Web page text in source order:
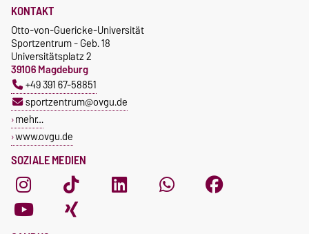
SOZIALE MEDIEN
KONTAKT
Otto-von-Guericke-Universität
Sportzentrum - Geb. 18
Universitätsplatz 2
39106 Magdeburg
+49 391 67-58851
sportzentrum@ovgu.de
mehr…
www.ovgu.de